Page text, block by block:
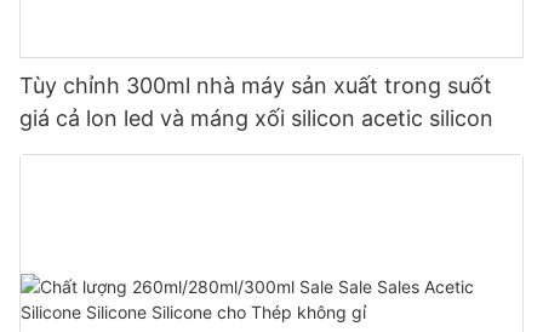
Tùy chỉnh 300ml nhà máy sản xuất trong suốt
giá cả lon led và máng xối silicon acetic silicon